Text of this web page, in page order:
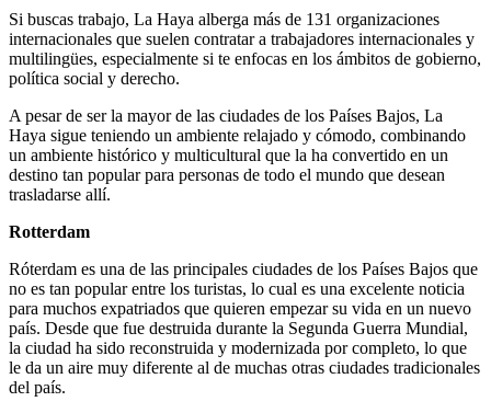
Si buscas trabajo, La Haya alberga más de 131 organizaciones
internacionales que suelen contratar a trabajadores internacionales y
multilingües, especialmente si te enfocas en los ámbitos de gobierno,
política social y derecho.
A pesar de ser la mayor de las ciudades de los Países Bajos, La
Haya sigue teniendo un ambiente relajado y cómodo, combinando
un ambiente histórico y multicultural que la ha convertido en un
destino tan popular para personas de todo el mundo que desean
trasladarse allí.
Rotterdam
Róterdam es una de las principales ciudades de los Países Bajos que
no es tan popular entre los turistas, lo cual es una excelente noticia
para muchos expatriados que quieren empezar su vida en un nuevo
país. Desde que fue destruida durante la Segunda Guerra Mundial,
la ciudad ha sido reconstruida y modernizada por completo, lo que
le da un aire muy diferente al de muchas otras ciudades tradicionales
del país.